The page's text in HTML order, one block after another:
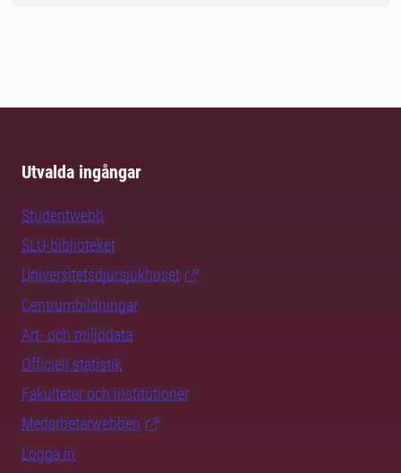
Utvalda ingångar
Studentwebb
SLU-biblioteket
Universitetsdjursjukhuset
Centrumbildningar
Art- och miljödata
Officiell statistik
Fakulteter och institutioner
Medarbetarwebben
Logga in